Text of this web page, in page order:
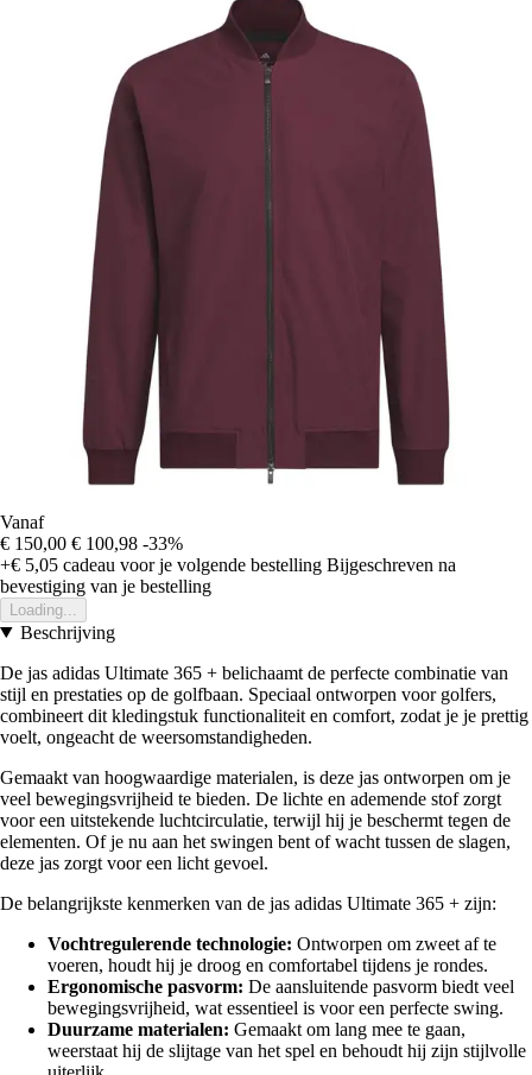
Vanaf
€ 150,00 € 100,98 -33%
+€ 5,05 cadeau voor je volgende bestelling Bijgeschreven na
bevestiging van je bestelling
Loading...
Beschrijving
De jas adidas Ultimate 365 + belichaamt de perfecte combinatie van
stijl en prestaties op de golfbaan. Speciaal ontworpen voor golfers,
combineert dit kledingstuk functionaliteit en comfort, zodat je je prettig
voelt, ongeacht de weersomstandigheden.
Gemaakt van hoogwaardige materialen, is deze jas ontworpen om je
veel bewegingsvrijheid te bieden. De lichte en ademende stof zorgt
voor een uitstekende luchtcirculatie, terwijl hij je beschermt tegen de
elementen. Of je nu aan het swingen bent of wacht tussen de slagen,
deze jas zorgt voor een licht gevoel.
De belangrijkste kenmerken van de jas adidas Ultimate 365 + zijn:
Vochtregulerende technologie: Ontworpen om zweet af te
voeren, houdt hij je droog en comfortabel tijdens je rondes.
Ergonomische pasvorm: De aansluitende pasvorm biedt veel
bewegingsvrijheid, wat essentieel is voor een perfecte swing.
Duurzame materialen: Gemaakt om lang mee te gaan,
weerstaat hij de slijtage van het spel en behoudt hij zijn stijlvolle